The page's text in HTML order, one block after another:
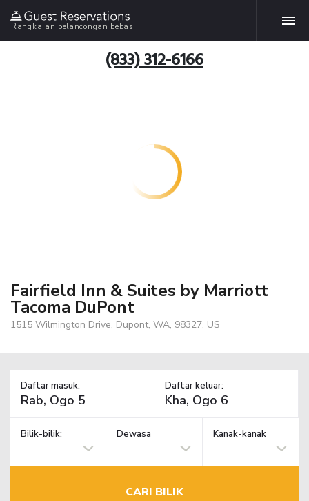
Rangkaian pelancongan bebas
(833) 312-6166
Fairfield Inn & Suites by Marriott
Tacoma DuPont
1515 Wilmington Drive, Dupont, WA, 98327, US
Daftar masuk: Daftar keluar:
Bilik-bilik: Dewasa Kanak-kanak
CARI BILIK